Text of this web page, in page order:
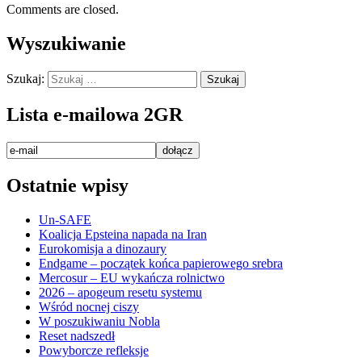
Comments are closed.
Wyszukiwanie
Szukaj:
Lista e-mailowa 2GR
Ostatnie wpisy
Un-SAFE
Koalicja Epsteina napada na Iran
Eurokomisja a dinozaury
Endgame – początek końca papierowego srebra
Mercosur – EU wykańcza rolnictwo
2026 – apogeum resetu systemu
Wśród nocnej ciszy
W poszukiwaniu Nobla
Reset nadszedł
Powyborcze refleksje